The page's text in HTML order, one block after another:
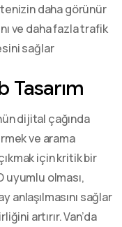
daha görünür
ve daha fazla trafik
sağlar
Tasarım
dijital çağında
ve arama
için kritik bir
uyumlu olması,
anlaşılmasını sağlar
artırır. Van’da